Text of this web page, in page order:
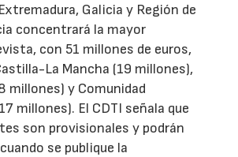
Galicia y Región de
concentrará la mayor
con 51 millones de euros,
La Mancha (19 millones),
millones) y Comunidad
millones). El CDTI señala que
son provisionales y podrán
se publique la